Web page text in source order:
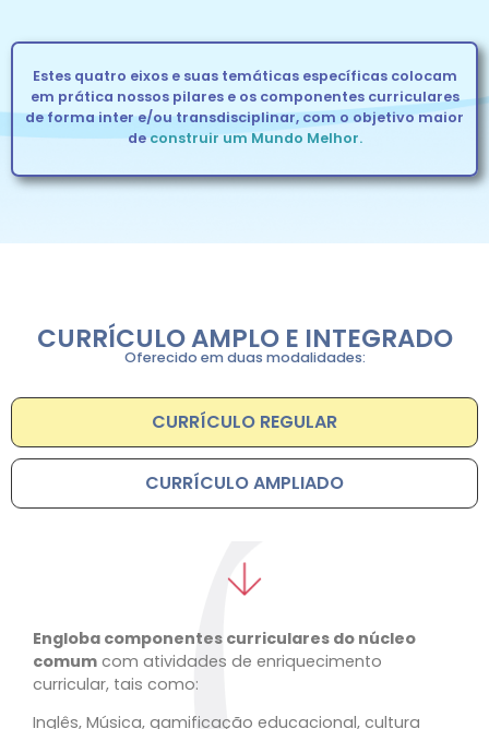
Estes quatro eixos e suas temáticas específicas colocam
em prática nossos pilares e os componentes curriculares
de forma inter e/ou transdisciplinar, com o objetivo maior
deconstruir um Mundo Melhor.
CURRÍCULO AMPLO E INTEGRADO
Oferecido em duas modalidades:
CURRÍCULO REGULAR
CURRÍCULO AMPLIADO
Engloba componentes curriculares do núcleo
comum com atividades de enriquecimento
curricular, tais como:
Inglês, Música, gamificação educacional, cultura